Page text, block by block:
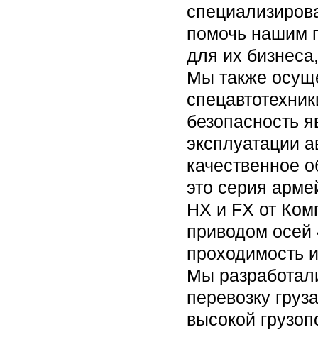
помочь нашим
для их
Мы также
безопасность
эксплуатации
качественное
это серия
HX и FX от
приводом осей
проходимость
Мы
перевозку
высокой